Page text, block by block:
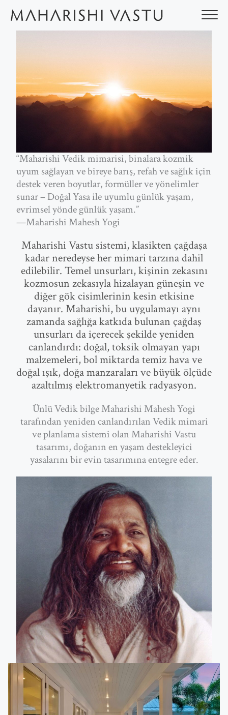
atla
“Maharishi Vedik mimarisi, binalara kozmik
uyum sağlayan ve bireye barış, refah ve sağlık için
destek veren boyutlar, formüller ve yönelimler
sunar – Doğal Yasa ile uyumlu günlük yaşam,
evrimsel yönde günlük yaşam.”
—Maharishi Mahesh Yogi
Maharishi Vastu sistemi, klasikten çağdaşa
kadar neredeyse her mimari tarzına dahil
edilebilir. Temel unsurları, kişinin zekasını
kozmosun zekasıyla hizalayan güneşin ve
diğer gök cisimlerinin kesin etkisine
dayanır. Maharishi, bu uygulamayı aynı
zamanda sağlığa katkıda bulunan çağdaş
unsurları da içerecek şekilde yeniden
canlandırdı: doğal, toksik olmayan yapı
malzemeleri, bol miktarda temiz hava ve
doğal ışık, doğa manzaraları ve büyük ölçüde
azaltılmış elektromanyetik radyasyon.
Ünlü Vedik bilge Maharishi Mahesh Yogi
tarafından yeniden canlandırılan Vedik mimari
ve planlama sistemi olan Maharishi Vastu
tasarımı, doğanın en yaşam destekleyici
yasalarını bir evin tasarımına entegre eder.